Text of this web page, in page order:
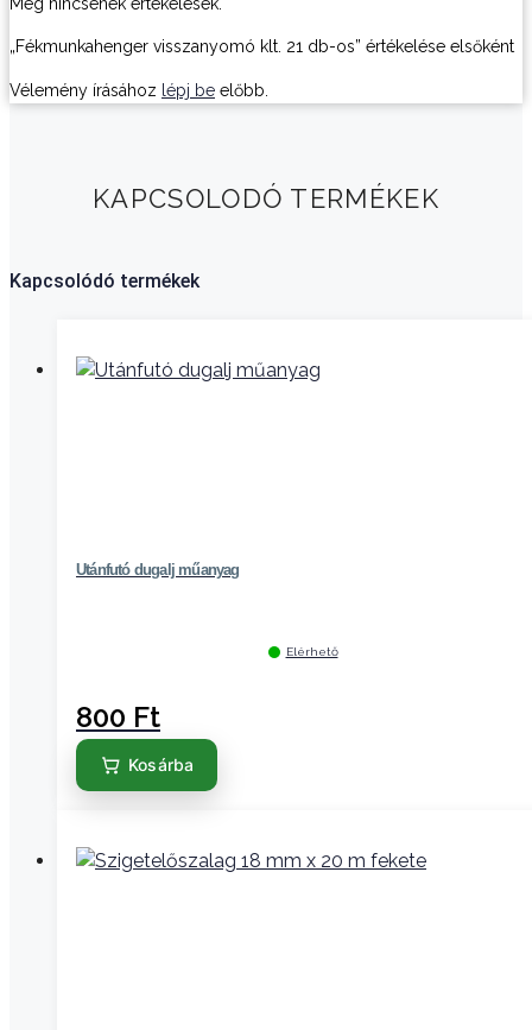
„Fékmunkahenger visszanyomó klt. 21 db-os” értékelése elsőként
Vélemény írásához lépj be előbb.
KAPCSOLODÓ TERMÉKEK
Kapcsolódó termékek
Utánfutó dugalj műanyag
Elérhető
800 Ft
Kosárba